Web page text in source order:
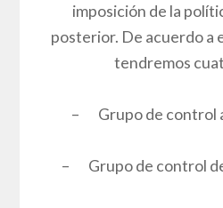
imposición de la
posterior. De acuerdo a
tendremos
– Grupo de control
– Grupo de control